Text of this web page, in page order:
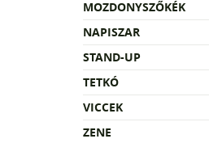
MOZDONYSZŐKÉK
NAPISZAR
STAND-UP
TETKÓ
VICCEK
ZENE